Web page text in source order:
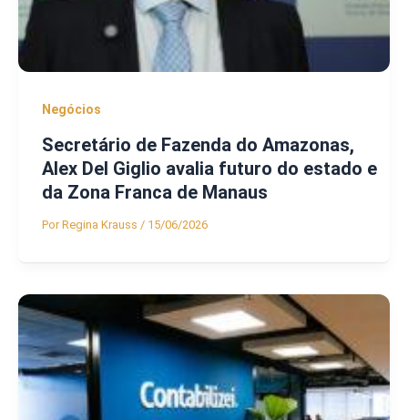
Negócios
Secretário de Fazenda do Amazonas,
Alex Del Giglio avalia futuro do estado e
da Zona Franca de Manaus
PorRegina Krauss / 15/06/2026